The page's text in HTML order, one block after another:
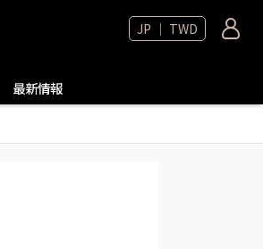
JP ｜ TWD
最新情報